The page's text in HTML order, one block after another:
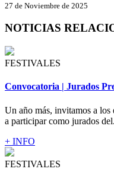
27 de Noviembre de 2025
NOTICIAS
FESTIVALES
Convocatoria | Jurados
Un año más, invitamos a
a participar como jurados
+ INFO
FESTIVALES